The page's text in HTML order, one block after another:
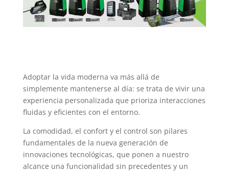
Adoptar la vida moderna va más allá de
simplemente mantenerse al día: se trata de vivir una
experiencia personalizada que prioriza interacciones
fluidas y eficientes con el entorno.
La comodidad, el confort y el control son pilares
fundamentales de la nueva generación de
innovaciones tecnológicas, que ponen a nuestro
alcance una funcionalidad sin precedentes y un